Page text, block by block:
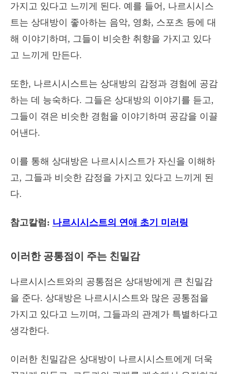
가지고 있다고 느끼게 된다. 예를 들어, 나르시시스
트는 상대방이 좋아하는 음악, 영화, 스포츠 등에 대
해 이야기하며, 그들이 비슷한 취향을 가지고 있다
고 느끼게 만든다.
또한, 나르시시스트는 상대방의 감정과 경험에 공감
하는 데 능숙하다. 그들은 상대방의 이야기를 듣고,
그들이 겪은 비슷한 경험을 이야기하며 공감을 이끌
어낸다.
이를 통해 상대방은 나르시시스트가 자신을 이해하
고, 그들과 비슷한 감정을 가지고 있다고 느끼게 된
다.
참고칼럼: 나르시시스트의 연애 초기 미러링
이러한 공통점이 주는 친밀감
나르시시스트와의 공통점은 상대방에게 큰 친밀감
을 준다. 상대방은 나르시시스트와 많은 공통점을
가지고 있다고 느끼며, 그들과의 관계가 특별하다고
생각한다.
이러한 친밀감은 상대방이 나르시시스트에게 더욱